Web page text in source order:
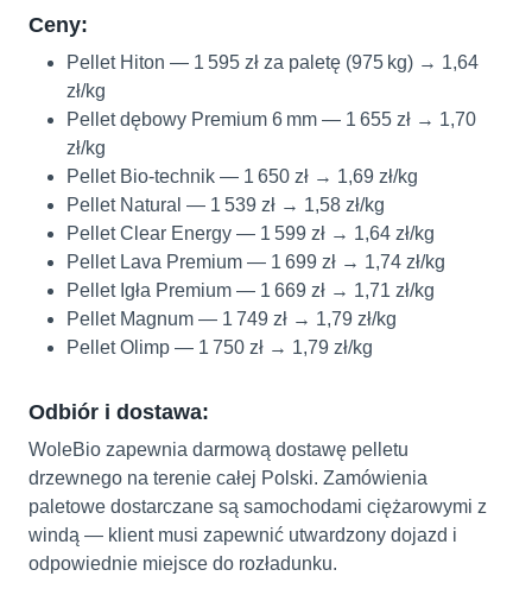
Ceny:
Pellet Hiton — 1 595 zł za paletę (975 kg) → 1,64
zł/kg
Pellet dębowy Premium 6 mm — 1 655 zł → 1,70
zł/kg
Pellet Bio‑technik — 1 650 zł → 1,69 zł/kg
Pellet Natural — 1 539 zł → 1,58 zł/kg
Pellet Clear Energy — 1 599 zł → 1,64 zł/kg
Pellet Lava Premium — 1 699 zł → 1,74 zł/kg
Pellet Igła Premium — 1 669 zł → 1,71 zł/kg
Pellet Magnum — 1 749 zł → 1,79 zł/kg
Pellet Olimp — 1 750 zł → 1,79 zł/kg
Odbiór i dostawa:
WoleBio zapewnia darmową dostawę pelletu
drzewnego na terenie całej Polski. Zamówienia
paletowe dostarczane są samochodami ciężarowymi z
windą — klient musi zapewnić utwardzony dojazd i
odpowiednie miejsce do rozładunku.